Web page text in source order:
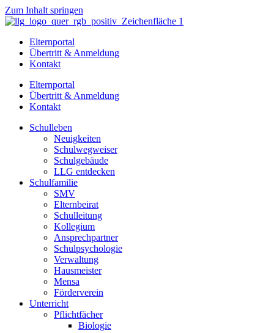
Zum Inhalt springen
Elternportal
Übertritt & Anmeldung
Kontakt
Elternportal
Übertritt & Anmeldung
Kontakt
Schulleben
Neuigkeiten
Schulwegweiser
Schulgebäude
LLG entdecken
Schulfamilie
SMV
Elternbeirat
Schulleitung
Kollegium
Ansprechpartner
Schulpsychologie
Verwaltung
Hausmeister
Mensa
Förderverein
Unterricht
Pflichtfächer
Biologie